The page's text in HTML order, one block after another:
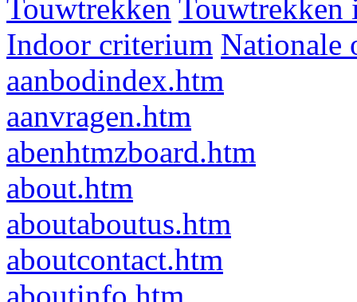
Touwtrekken Touwtrekken
Indoor criterium Nationale
aanbodindex.htm
aanvragen.htm
abenhtmzboard.htm
about.htm
aboutaboutus.htm
aboutcontact.htm
aboutinfo.htm